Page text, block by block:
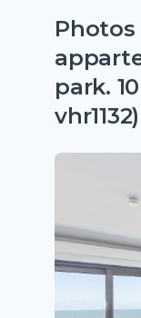
Photos
park.
vhr1132)